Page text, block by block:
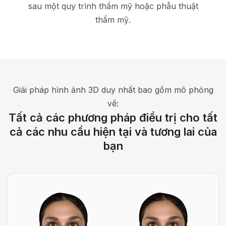
sau một quy trình thẩm mỹ hoặc phẫu thuật
thẩm mỹ.
Giải pháp hình ảnh 3D duy nhất bao gồm mô phỏng
về:
Tất cả các phương pháp điều trị cho tất
cả các nhu cầu hiện tại và tương lai của
bạn